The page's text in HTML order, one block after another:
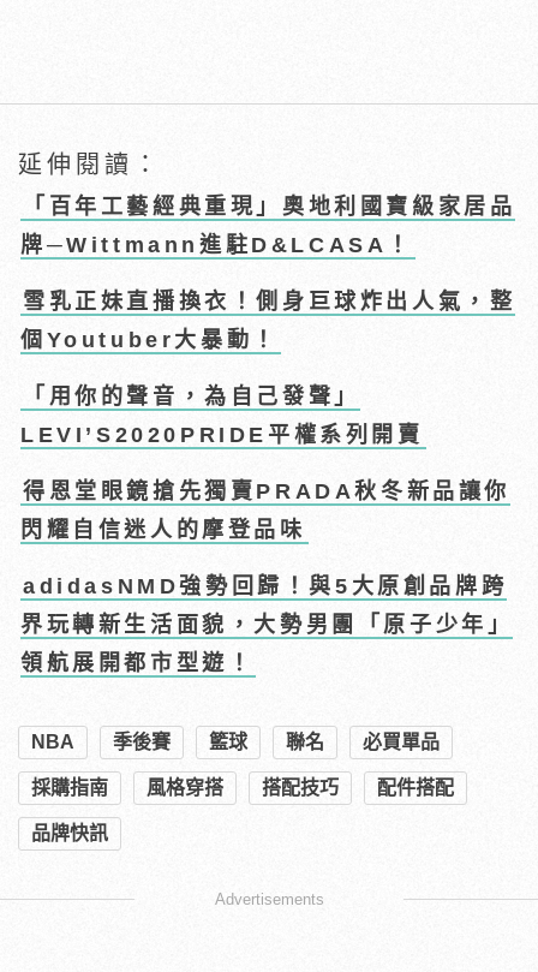
延伸閱讀：
「百年工藝經典重現」奧地利國寶級家居品
牌─Wittmann進駐D&LCASA！
雪乳正妹直播換衣！側身巨球炸出人氣，整
個Youtuber大暴動！
「用你的聲音，為自己發聲」
LEVI’S2020PRIDE平權系列開賣
得恩堂眼鏡搶先獨賣PRADA秋冬新品讓你
閃耀自信迷人的摩登品味
adidasNMD強勢回歸！與5大原創品牌跨
界玩轉新生活面貌，大勢男團「原子少年」
領航展開都市型遊！
NBA 季後賽 籃球 聯名 必買單品
採購指南 風格穿搭 搭配技巧 配件搭配
品牌快訊
Advertisements